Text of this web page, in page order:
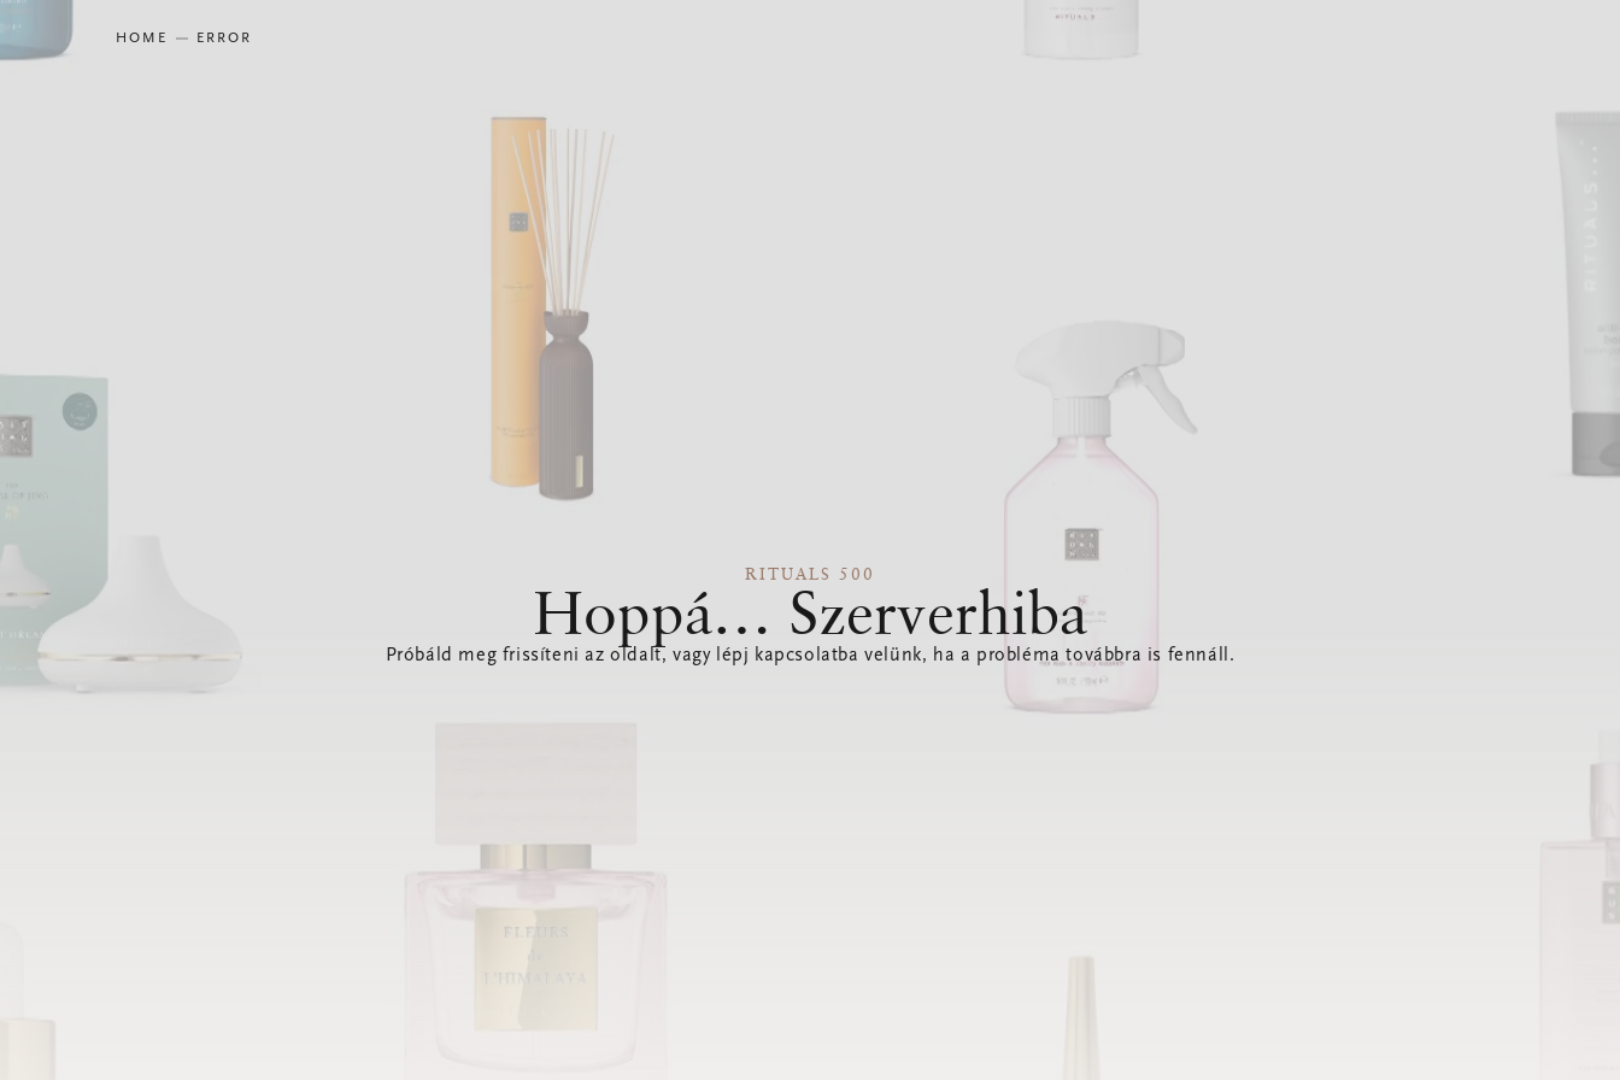
HOME ERROR
RITUALS 500
Hoppá… Szerverhiba
Próbáld meg frissíteni az oldalt, vagy lépj kapcsolatba velünk, ha a probléma továbbra is fennáll.